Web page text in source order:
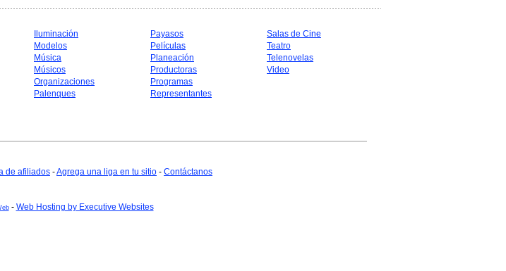
Iluminación
Modelos
Música
Músicos
Organizaciones
Palenques
Payasos
Películas
Planeación
Productoras
Programas
Representantes
Salas de Cine
Teatro
Telenovelas
Video
de afiliados -Agrega una liga en tu sitio - Contáctanos
- Web Hosting by Executive Websites